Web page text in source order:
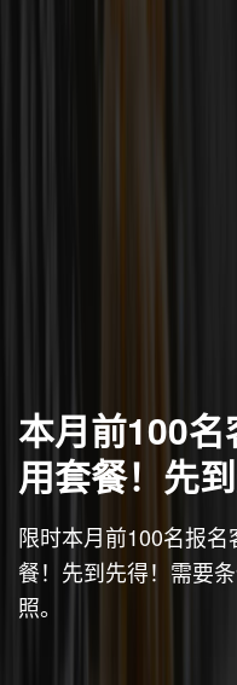
本月前100
用套餐！先到
限时本月前100名报
餐！先到先得！需要
照。